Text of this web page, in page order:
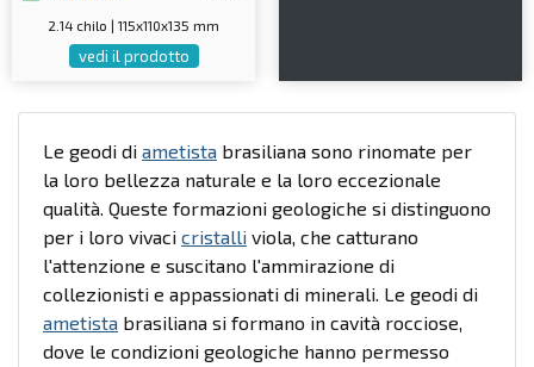
2.14 chilo | 115x110x135 mm
vedi il prodotto
Le geodi di ametista brasiliana sono rinomate per
la loro bellezza naturale e la loro eccezionale
qualità. Queste formazioni geologiche si distinguono
per i loro vivaci cristalli viola, che catturano
l'attenzione e suscitano l'ammirazione di
collezionisti e appassionati di minerali. Le geodi di
ametista brasiliana si formano in cavità rocciose,
dove le condizioni geologiche hanno permesso